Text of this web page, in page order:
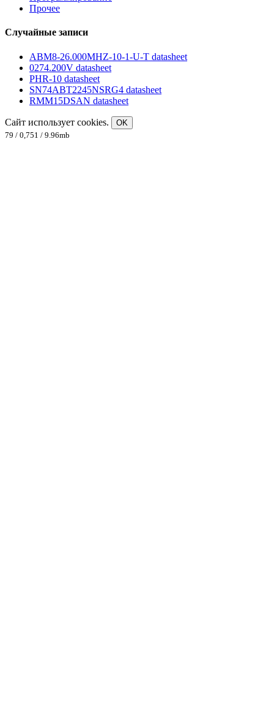
Прочее
Случайные записи
ABM8-26.000MHZ-10-1-U-T datasheet
0274.200V datasheet
PHR-10 datasheet
SN74ABT2245NSRG4 datasheet
RMM15DSAN datasheet
Сайт использует cookies.
OK
79 / 0,751 / 9.96mb